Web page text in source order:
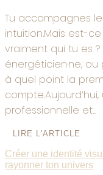
Tu accompagnes
intuition.Mais est-
vraiment qui tu es
énergéticien·ne,
à quel point la
professionnelle et...
LIRE L'ARTICLE
Créer une identité
rayonner ton univers